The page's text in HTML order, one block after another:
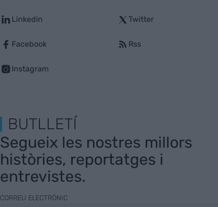
Linkedin
Facebook
Instagram
Twitter
Rss
BUTLLETÍ
Segueix les nostres millors
històries, reportatges i
entrevistes.
CORREU ELECTRÒNIC